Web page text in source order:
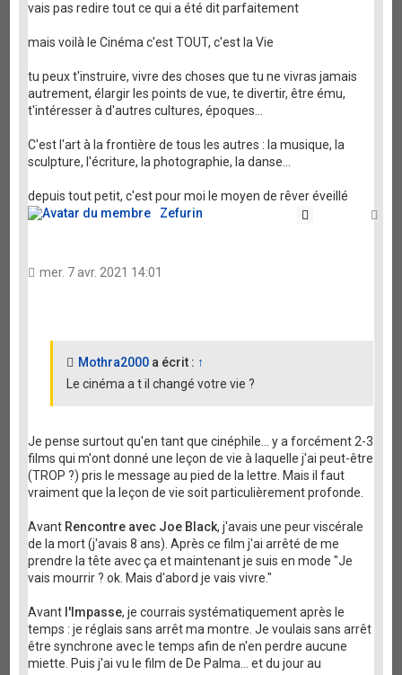
vais pas redire tout ce qui a été dit parfaitement
mais voilà le Cinéma c'est TOUT, c'est la Vie
tu peux t'instruire, vivre des choses que tu ne vivras jamais
autrement, élargir les points de vue, te divertir, être ému,
t'intéresser à d'autres cultures, époques...
C'est l'art à la frontière de tous les autres : la musique, la
sculpture, l'écriture, la photographie, la danse...
depuis tout petit, c'est pour moi le moyen de rêver éveillé
Zefurin
mer. 7 avr. 2021 14:01
Mothra2000 a écrit : ↑
Le cinéma a t il changé votre vie ?
Je pense surtout qu'en tant que cinéphile... y a forcément 2-3
films qui m'ont donné une leçon de vie à laquelle j'ai peut-être
(TROP ?) pris le message au pied de la lettre. Mais il faut
vraiment que la leçon de vie soit particulièrement profonde.
Avant Rencontre avec Joe Black, j'avais une peur viscérale
de la mort (j'avais 8 ans). Après ce film j'ai arrêté de me
prendre la tête avec ça et maintenant je suis en mode "Je
vais mourrir ? ok. Mais d'abord je vais vivre."
Avant l'Impasse, je courrais systématiquement après le
temps : je réglais sans arrêt ma montre. Je voulais sans arrêt
être synchrone avec le temps afin de n'en perdre aucune
miette. Puis j'ai vu le film de De Palma... et du jour au